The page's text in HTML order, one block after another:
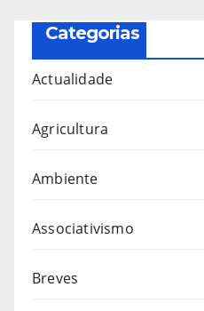
Categorias
Actualidade
Agricultura
Ambiente
Associativismo
Breves